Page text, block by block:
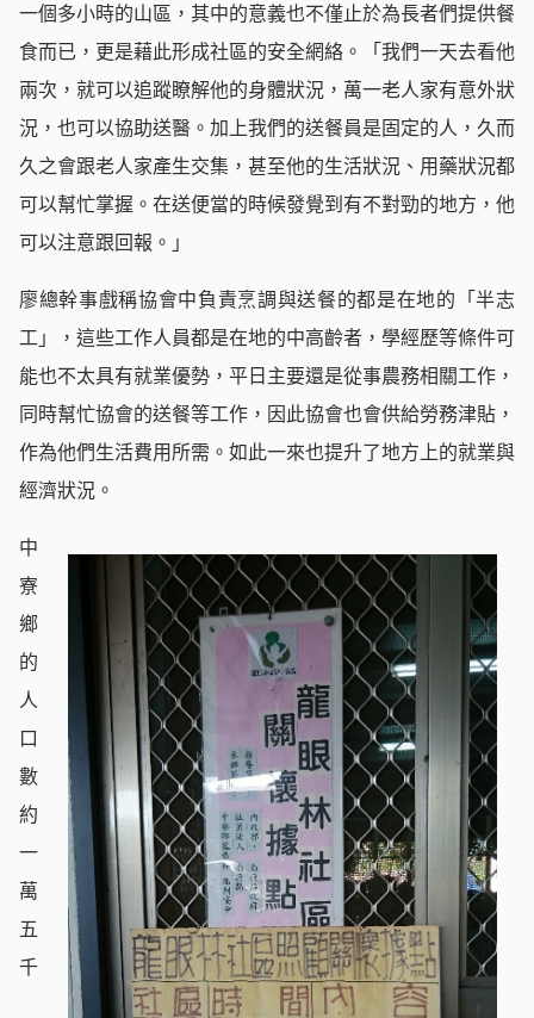
一個多小時的山區，其中的意義也不僅止於為長者們提供餐
食而已，更是藉此形成社區的安全網絡。「我們一天去看他
兩次，就可以追蹤瞭解他的身體狀況，萬一老人家有意外狀
況，也可以協助送醫。加上我們的送餐員是固定的人，久而
久之會跟老人家產生交集，甚至他的生活狀況、用藥狀況都
可以幫忙掌握。在送便當的時候發覺到有不對勁的地方，他
可以注意跟回報。」
廖總幹事戲稱協會中負責烹調與送餐的都是在地的「半志
工」，這些工作人員都是在地的中高齡者，學經歷等條件可
能也不太具有就業優勢，平日主要還是從事農務相關工作，
同時幫忙協會的送餐等工作，因此協會也會供給勞務津貼，
作為他們生活費用所需。如此一來也提升了地方上的就業與
經濟狀況。
中
寮
鄉
的
人
口
數
約
一
萬
五
千